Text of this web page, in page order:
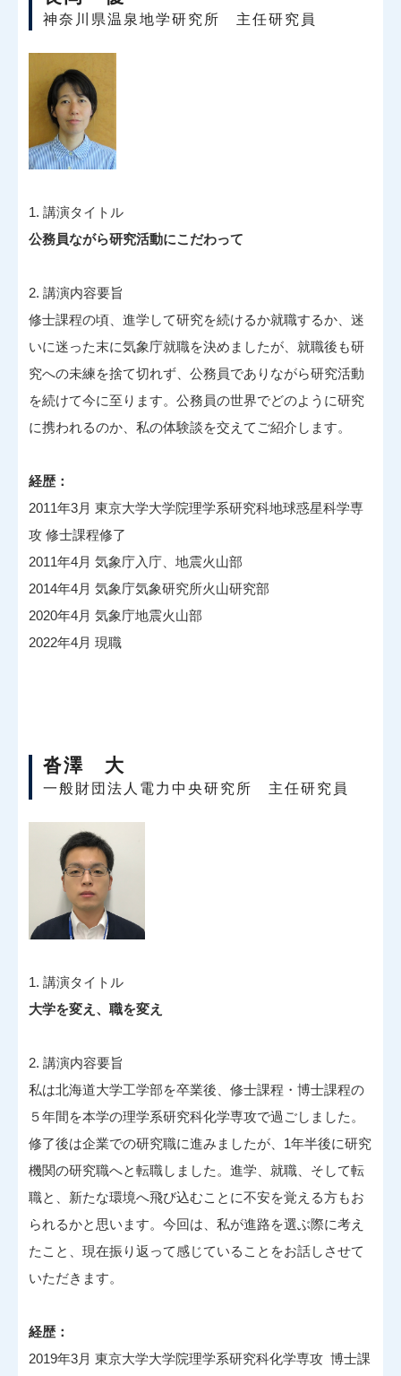
神奈川県温泉地学研究所 主任研究員
1. 講演タイトル
公務員ながら研究活動にこだわって
2. 講演内容要旨
修士課程の頃、進学して研究を続けるか就職するか、迷
いに迷った末に気象庁就職を決めましたが、就職後も研
究への未練を捨て切れず、公務員でありながら研究活動
を続けて今に至ります。公務員の世界でどのように研究
に携われるのか、私の体験談を交えてご紹介します。
経歴：
2011年3月 東京大学大学院理学系研究科地球惑星科学専
攻 修士課程修了
2011年4月 気象庁入庁、地震火山部
2014年4月 気象庁気象研究所火山研究部
2020年4月 気象庁地震火山部
2022年4月 現職
沓澤 大
一般財団法人電力中央研究所 主任研究員
1. 講演タイトル
大学を変え、職を変え
2. 講演内容要旨
私は北海道大学工学部を卒業後、修士課程・博士課程の
５年間を本学の理学系研究科化学専攻で過ごしました。
修了後は企業での研究職に進みましたが、1年半後に研究
機関の研究職へと転職しました。進学、就職、そして転
職と、新たな環境へ飛び込むことに不安を覚える方もお
られるかと思います。今回は、私が進路を選ぶ際に考え
たこと、現在振り返って感じていることをお話しさせて
いただきます。
経歴：
2019年3月 東京大学大学院理学系研究科化学専攻 博士課